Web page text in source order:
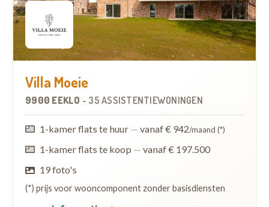
Villa Moeie
9900 EEKLO - 35 ASSISTENTIEWONINGEN
1-kamer flats te huur — vanaf € 942/maand (*)
1-kamer flats te koop — vanaf € 197.500
19 foto's
(*) prijs voor wooncomponent zonder basisdiensten